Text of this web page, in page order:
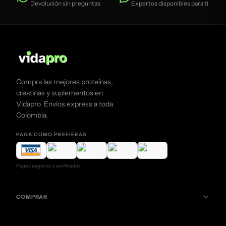
Devolución sin preguntas Expertos disponibles para ti
Compra las mejores proteínas,
creatinas y suplementos en
Vidapro. Envíos express a toda
Colombia.
PAGA COMO PREFIERAS
Pagos seguros y verificados
COMPRAR